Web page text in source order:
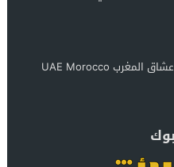
رابطة عشاق المغرب UAE Morocco